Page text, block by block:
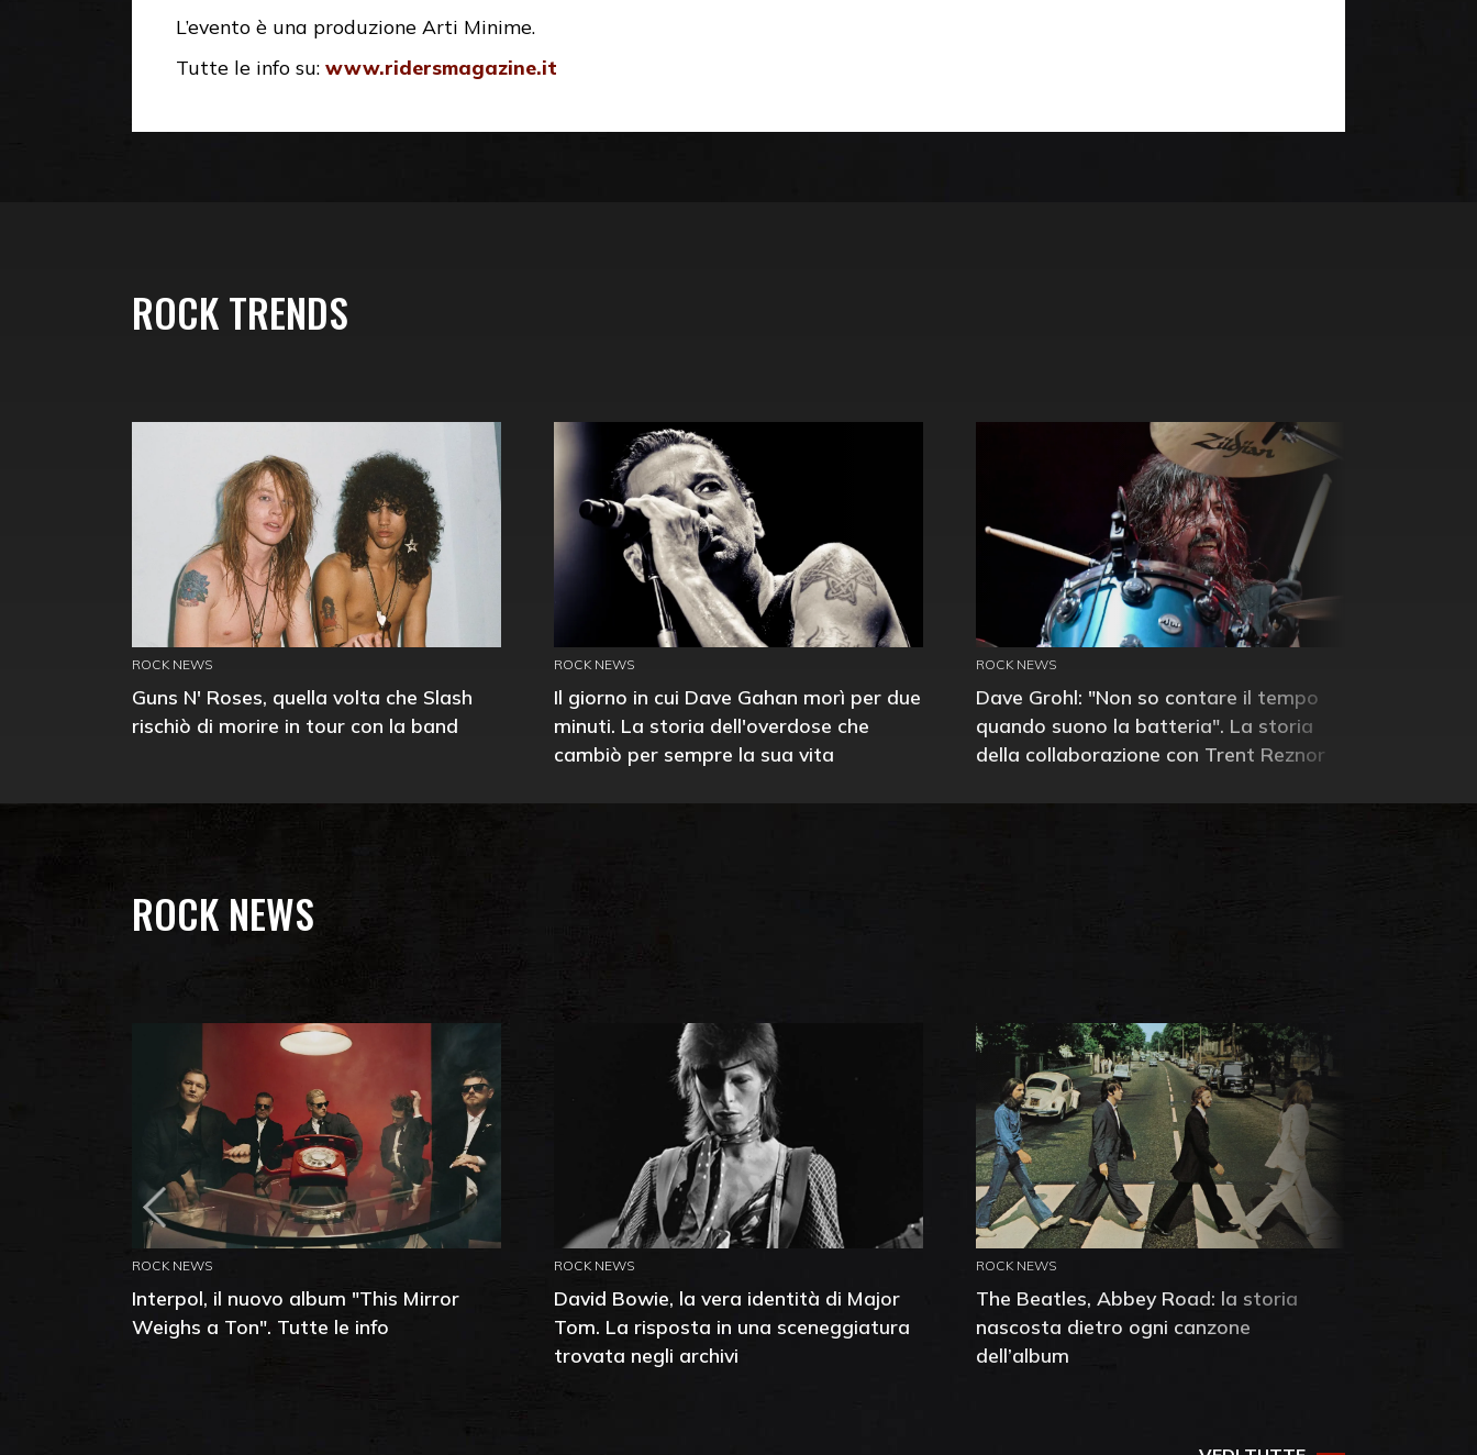
L’evento è una produzione Arti Minime.
Tutte le info su: www.ridersmagazine.it
ROCK TRENDS
ROCK NEWS
Guns N' Roses, quella volta che Slash
rischiò di morire in tour con la band
ROCK NEWS
Il giorno in cui Dave Gahan morì per due
minuti. La storia dell'overdose che
cambiò per sempre la sua vita
ROCK NEWS
Dave Grohl: "Non so contare il tempo
quando suono la batteria". La storia
della collaborazione con Trent Reznor
ROCK NEWS
ROCK NEWS
Interpol, il nuovo album "This Mirror
Weighs a Ton". Tutte le info
ROCK NEWS
David Bowie, la vera identità di Major
Tom. La risposta in una sceneggiatura
trovata negli archivi
ROCK NEWS
The Beatles, Abbey Road: la storia
nascosta dietro ogni canzone
dell’album